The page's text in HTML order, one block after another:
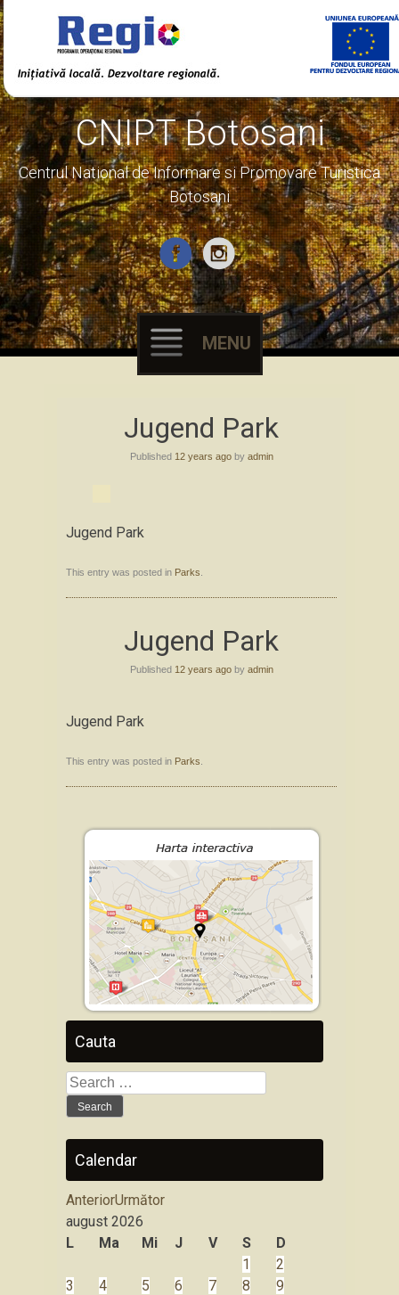
CNIPT Botosani
Centrul National de Informare si Promovare Turistica
Botosani
MENU
to
content
Jugend Park
Published 12 years agoby admin
Jugend Park
This entry was posted in Parks
Jugend Park
Published 12 years agoby admin
Jugend Park
This entry was posted in Parks
Cauta
Search
for:
Calendar
AnteriorUrmător
august 2026
L
Ma Mi J V S
D
1
2
3
4 5 6 7 8
9